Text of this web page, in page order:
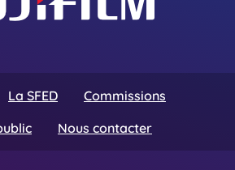
La SFED
Commissions
Nous contacter